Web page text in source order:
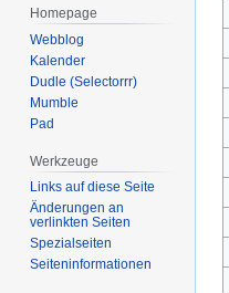
Homepage
Webblog
Kalender
Dudle (Selectorrr)
Mumble
Pad
Werkzeuge
Links auf diese Seite
Änderungen an
verlinkten Seiten
Spezialseiten
Seiten­­informationen